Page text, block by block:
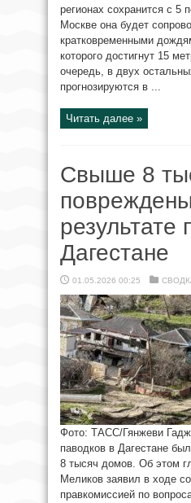
регионах сохранится с 5
Москве она будет
кратковременными
которого достигнут 15
очередь, в двух
прогнозируются в ...
Читать далее »
Свыше 8
результате
Дагестане
01.05.2026 00:25
Фото: ТАСС/Гянжеви
паводков в Дагестане
8 тысяч домов. Об этом
Меликов заявил в ходе
правкомиссией по